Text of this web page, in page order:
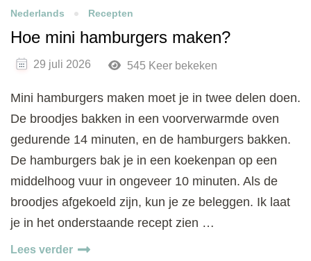
Nederlands Recepten
Hoe mini hamburgers maken?
29 juli 2026 545 Keer bekeken
Mini hamburgers maken moet je in twee delen doen.
De broodjes bakken in een voorverwarmde oven
gedurende 14 minuten, en de hamburgers bakken.
De hamburgers bak je in een koekenpan op een
middelhoog vuur in ongeveer 10 minuten. Als de
broodjes afgekoeld zijn, kun je ze beleggen. Ik laat
je in het onderstaande recept zien …
Lees verder